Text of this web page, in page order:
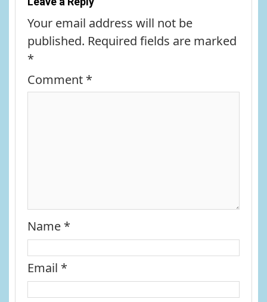
Your email address will not be
published. Required fields are marked
*
Comment *
Name *
Email *